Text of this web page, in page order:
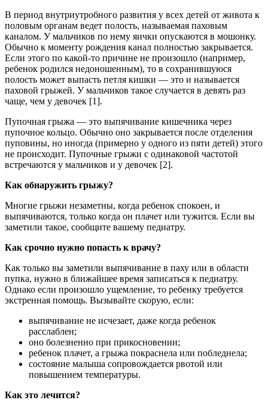
В период внутриутробного развития у всех детей от живота к
половым органам ведет полость, называемая паховым
каналом. У мальчиков по нему яички опускаются в мошонку.
Обычно к моменту рождения канал полностью закрывается.
Если этого по какой-то причине не произошло (например,
ребенок родился недоношенным), то в сохранившуюся
полость может выпасть петля кишки — это и называется
паховой грыжей. У мальчиков такое случается в девять раз
чаще, чем у девочек [1].
Пупочная грыжа — это выпячивание кишечника через
пупочное кольцо. Обычно оно закрывается после отделения
пуповины, но иногда (примерно у одного из пяти детей) этого
не происходит. Пупочные грыжи с одинаковой частотой
встречаются у мальчиков и у девочек [2].
Как обнаружить грыжу?
Многие грыжи незаметны, когда ребенок спокоен, и
выпячиваются, только когда он плачет или тужится. Если вы
заметили такое, сообщите вашему педиатру.
Как срочно нужно попасть к врачу?
Как только вы заметили выпячивание в паху или в области
пупка, нужно в ближайшее время записаться к педиатру.
Однако если произошло ущемление, то ребенку требуется
экстренная помощь. Вызывайте скорую, если:
выпячивание не исчезает, даже когда ребенок
расслаблен;
оно болезненно при прикосновении;
ребенок плачет, а грыжа покраснела или побледнела;
состояние малыша сопровождается рвотой или
повышением температуры.
Как это лечится?